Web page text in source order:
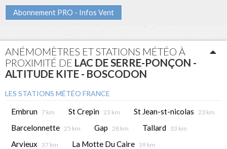
Abonnement PRO - Infos Vent
ANÉMOMÈTRES ET STATIONS MÉTÉO À
PROXIMITÉ DE LAC DE SERRE-PONÇON -
ALTITUDE KITE - BOSCODON
LES STATIONS MÉTÉO FRANCE
Embrun 7 km St Crepin 23 km St Jean-st-nicolas 23 km
Barcelonnette 25 km Gap 28 km Tallard 33 km
Arvieux 37 km La Motte Du Caire 39 km